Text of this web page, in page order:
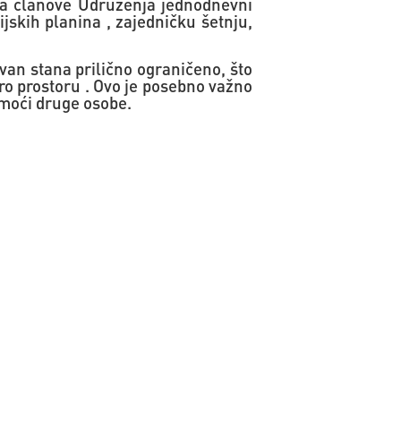
članove Udruženja jednodnevni
planina , zajedničku šetnju,
stana prilično ograničeno, što
prostoru . Ovo je posebno važno
druge osobe.